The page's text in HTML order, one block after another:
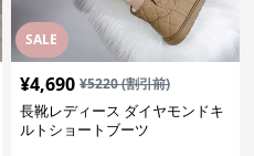
SALE
¥4,690 ¥5220(割引前)
長靴レディース ダイヤモンドキ
ルトショートブーツ